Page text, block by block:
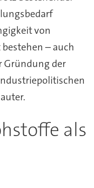
von
– auch
Gründung der
als